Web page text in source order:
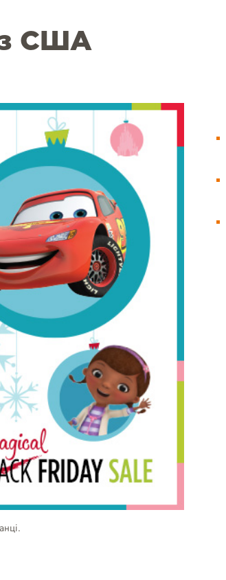
з США
Ivan Kostovskyy
Lviv
Заказал себе смарт часы с
амазон,дошли за неделю,сервисом
доволен,все на высшем уровне.
Планирую пользоваться в
дальнейшем.